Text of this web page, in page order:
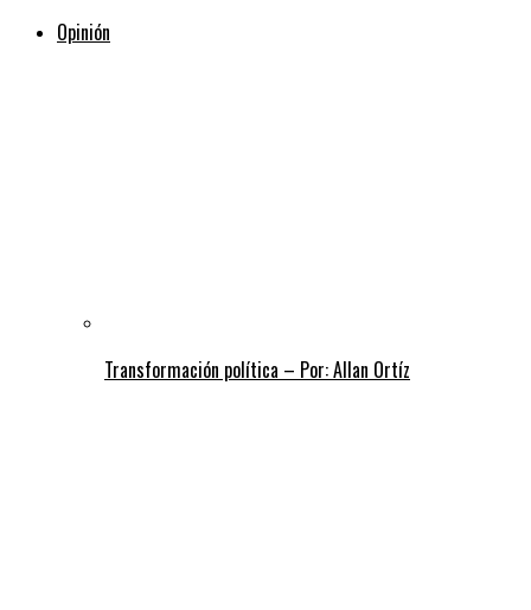
Opinión
Transformación política – Por: Allan Ortíz